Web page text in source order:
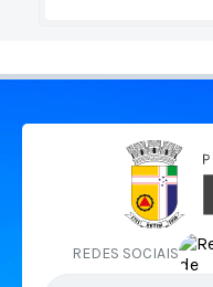
REDES SOCIAIS